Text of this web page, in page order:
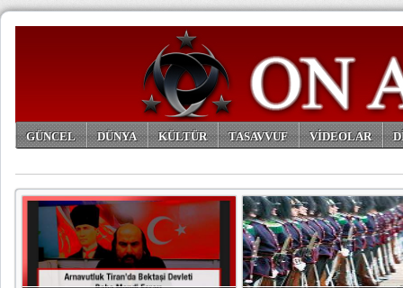
GÜNCEL DÜNYA KÜLTÜR TASAVVUF VİDEOLAR